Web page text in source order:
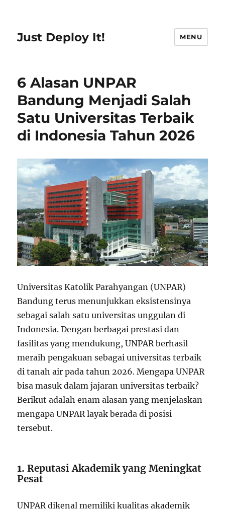
Just Deploy It! MENU
6 Alasan UNPAR
Bandung Menjadi Salah
Satu Universitas Terbaik
di Indonesia Tahun 2026
Universitas Katolik Parahyangan (UNPAR)
Bandung terus menunjukkan eksistensinya
sebagai salah satu universitas unggulan di
Indonesia. Dengan berbagai prestasi dan
fasilitas yang mendukung, UNPAR berhasil
meraih pengakuan sebagai universitas terbaik
di tanah air pada tahun 2026. Mengapa UNPAR
bisa masuk dalam jajaran universitas terbaik?
Berikut adalah enam alasan yang menjelaskan
mengapa UNPAR layak berada di posisi
tersebut.
1.Reputasi Akademik yang Meningkat
Pesat
UNPAR dikenal memiliki kualitas akademik